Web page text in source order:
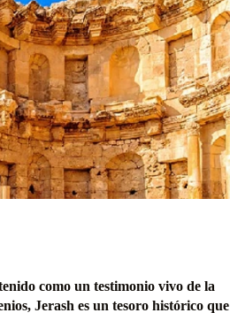
como un testimonio vivo de la
Jerash es un tesoro histórico que